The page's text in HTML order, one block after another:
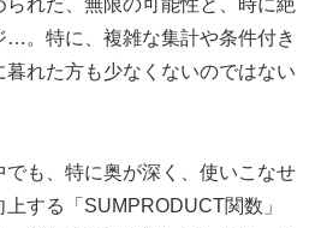
…。特に、複雑な集計や条件付き
れた方も少なくないのではない
も、特に奥が深く、使いこなせ
する「SUMPRODUCT関数」